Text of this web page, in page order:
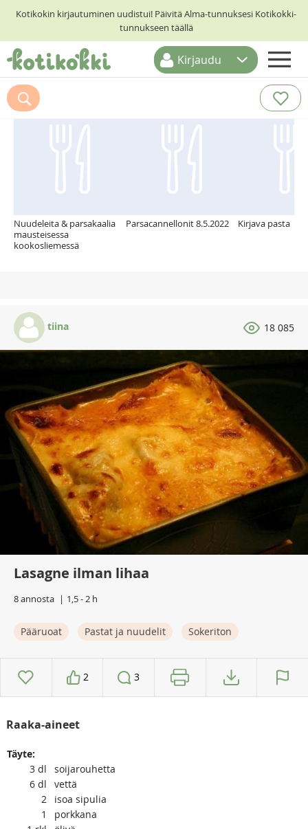
Kotikokin kirjautuminen uudistui! Päivitä Alma-tunnuksesi Kotikokki-
tunnukseen täällä
ETUSIVU
RESEPTIHAKU
Kirjaudu
Suosittelemme myös
Nuudeleita & parsakaalia
mausteisessa
kookosliemessä
Parsacannellonit 8.5.2022 Kirjava pasta
tiina 18 085
Lasagne ilman lihaa
8 annosta 1,5 - 2 h
Pääruoat Pastat ja nuudelit Sokeriton
2 3
Raaka-aineet
Täyte:
3 dl
soijarouhetta
6 dl
vettä
2
isoa sipulia
1
porkkana